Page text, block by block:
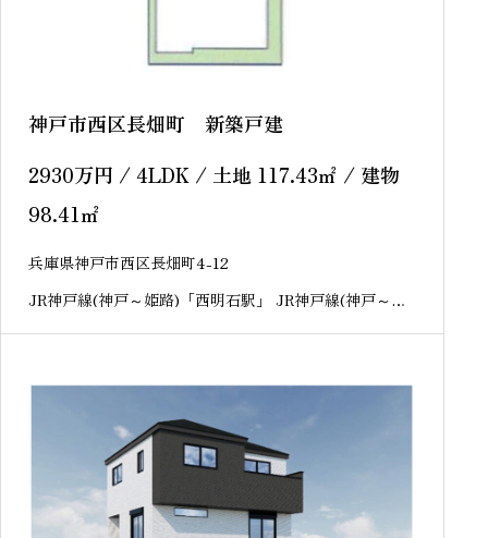
神戸市西区長畑町 新築戸建
2930万円 / 4LDK / 土地 117.43㎡ / 建物
98.41㎡
兵庫県神戸市西区長畑町4-12
JR神戸線(神戸～姫路)「西明石駅」 JR神戸線(神戸～姫
路)「明石駅」